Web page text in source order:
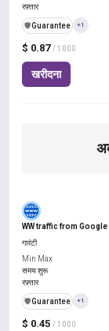
$ 0.87 / 1000
खरीदना
रफ़्तार
️🛡️Guarantee +1
WW traffic from Google
$ 0.45 / 1000
गारंटी
Min Max
समय शुरू
रफ़्तार
️🛡️Guarantee +1